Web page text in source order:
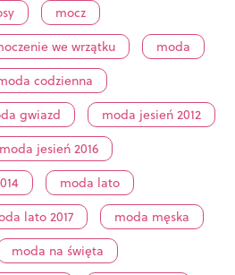
mocz
we wrzątku
moda
codzienna
gwiazd
moda jesień 2012
moda jesień 2016
moda lato
lato 2017
moda męska
moda na święta